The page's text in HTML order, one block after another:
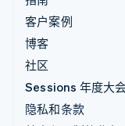
客户案例
博客
社区
Sessions 年度大
隐私和条款